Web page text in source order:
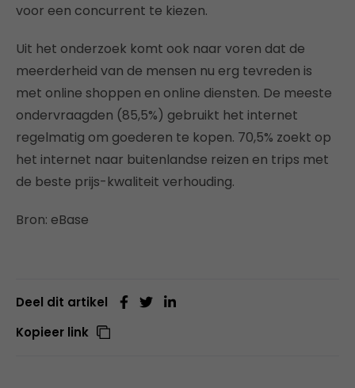
voor een concurrent te kiezen.
Uit het onderzoek komt ook naar voren dat de
meerderheid van de mensen nu erg tevreden is
met online shoppen en online diensten. De meeste
ondervraagden (85,5%) gebruikt het internet
regelmatig om goederen te kopen. 70,5% zoekt op
het internet naar buitenlandse reizen en trips met
de beste prijs-kwaliteit verhouding.
Bron: eBase
Deel dit artikel
Kopieer link